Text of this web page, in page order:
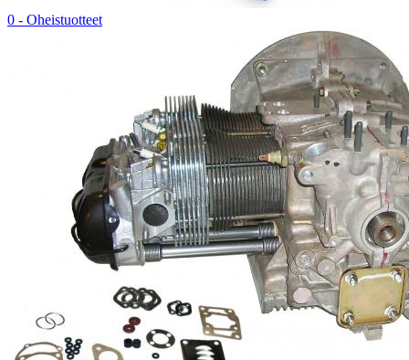
0 - Oheistuotteet